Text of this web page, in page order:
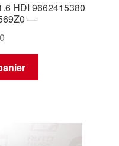
HDI 9662415380
—